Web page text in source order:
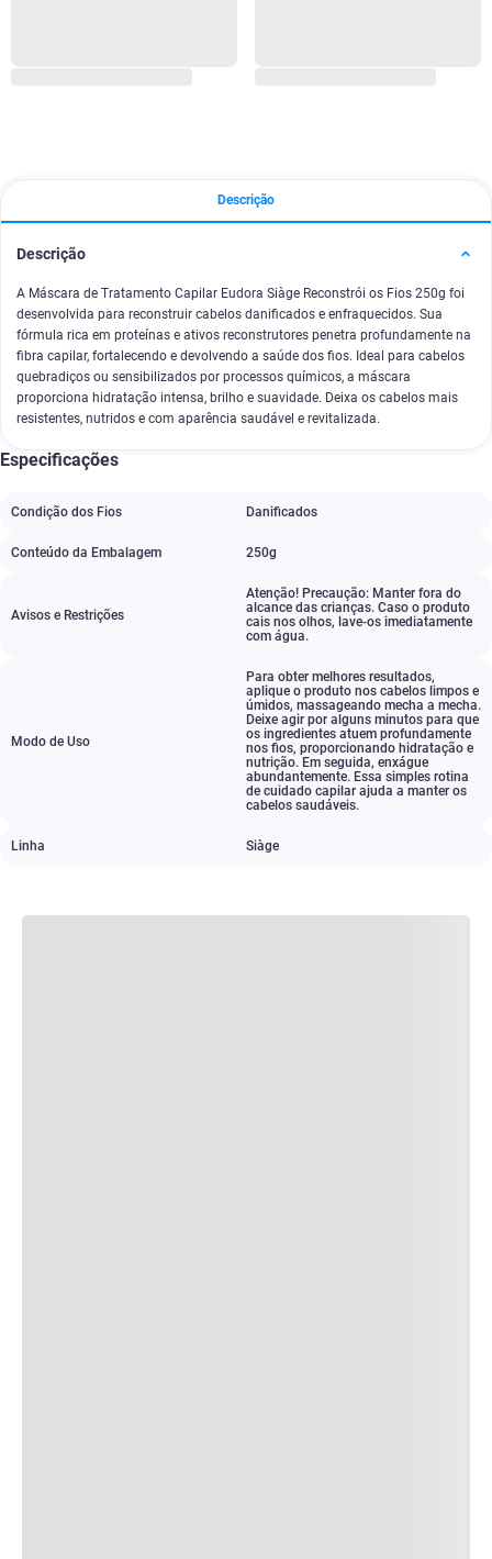
Descrição
Descrição
A Máscara de Tratamento Capilar Eudora Siàge Reconstrói os Fios 250g foi
desenvolvida para reconstruir cabelos danificados e enfraquecidos. Sua
fórmula rica em proteínas e ativos reconstrutores penetra profundamente na
fibra capilar, fortalecendo e devolvendo a saúde dos fios. Ideal para cabelos
quebradiços ou sensibilizados por processos químicos, a máscara
proporciona hidratação intensa, brilho e suavidade. Deixa os cabelos mais
resistentes, nutridos e com aparência saudável e revitalizada.
Especificações
Condição dos Fios Danificados
Conteúdo da Embalagem 250g
Avisos e Restrições
Atenção! Precaução: Manter fora do
alcance das crianças. Caso o produto
cais nos olhos, lave-os imediatamente
com água.
Modo de Uso
Para obter melhores resultados,
aplique o produto nos cabelos limpos e
úmidos, massageando mecha a mecha.
Deixe agir por alguns minutos para que
os ingredientes atuem profundamente
nos fios, proporcionando hidratação e
nutrição. Em seguida, enxágue
abundantemente. Essa simples rotina
de cuidado capilar ajuda a manter os
cabelos saudáveis.
Linha Siàge